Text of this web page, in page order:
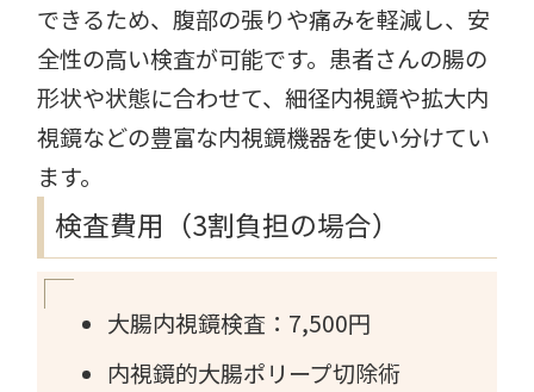
できるため、腹部の張りや痛みを軽減し、安
全性の高い検査が可能です。患者さんの腸の
形状や状態に合わせて、細径内視鏡や拡大内
視鏡などの豊富な内視鏡機器を使い分けてい
ます。
検査費用（3割負担の場合）
大腸内視鏡検査：7,500円
内視鏡的大腸ポリープ切除術